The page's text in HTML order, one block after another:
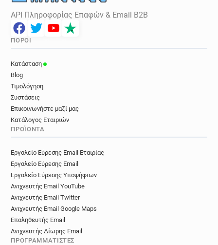
API Πληροφορίας Επαφών & Email B2B
ΠΌΡΟΙ
Κατάσταση
Blog
Τιμολόγηση
Συστάσεις
Επικοινωνήστε μαζί μας
Κατάλογος Εταιριών
ΠΡΟΪΌΝΤΑ
Εργαλείο Εύρεσης Email Εταιρίας
Εργαλείο Εύρεσης Email
Εργαλείο Εύρεσης Υποψήφιων
Ανιχνευτής Email YouTube
Ανιχνευτής Email Twitter
Ανιχνευτής Email Google Maps
Επαληθευτής Email
Ανιχνευτής Δίωρης Email
ΠΡΟΓΡΑΜΜΑΤΙΣΤΈΣ